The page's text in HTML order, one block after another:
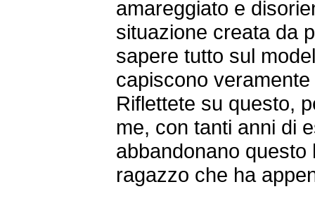
amareggiato e
situazione creata da
sapere tutto sul
capiscono
Riflettete su questo,
me, con tanti anni di
abbandonano questo
ragazzo che ha